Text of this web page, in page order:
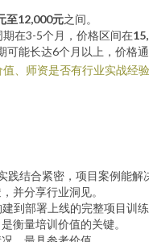
至12,000元之间。
在3-5个月，价格区间在
可能长达6个月以上，价格
、师资是否有行业实战
结合紧密，项目案例能解
并分享行业洞见。
到部署上线的完整项目训练
衡量培训价值的关键。